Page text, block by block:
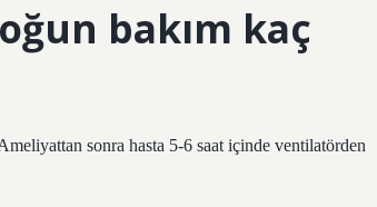
bakım kaç
sonra hasta 5-6 saat içinde ventilatörden